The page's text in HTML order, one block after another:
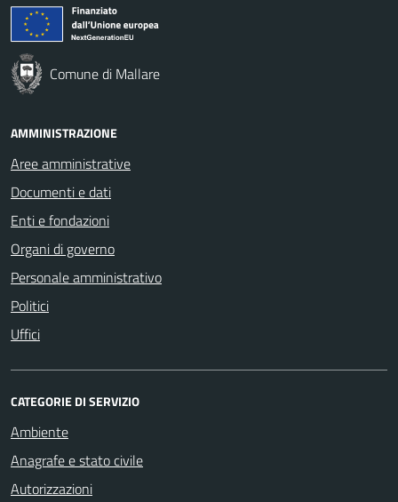
Comune di Mallare
AMMINISTRAZIONE
Aree amministrative
Documenti e dati
Enti e fondazioni
Organi di governo
Personale amministrativo
Politici
Uffici
CATEGORIE DI SERVIZIO
Ambiente
Anagrafe e stato civile
Autorizzazioni